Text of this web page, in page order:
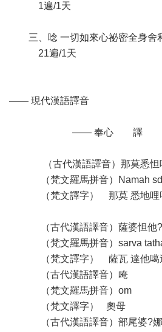
1遍/1天
三、唸 一切如來心祕密全身舍
21遍/1天
—— 現代漢語譯音
—— 奉心 譯
（古代漢語譯音）那莫悉怛
（梵文羅馬拼音）Namah
（梵文譯字） 那莫 悉地哩
（古代漢語譯音）薩婆怛他?
（梵文羅馬拼音）sarva
（梵文譯字） 薩瓦 達他噶
（古代漢語譯音）唵
（梵文羅馬拼音）om
（梵文譯字） 奧母
（古代漢語譯音）部尾婆?娜